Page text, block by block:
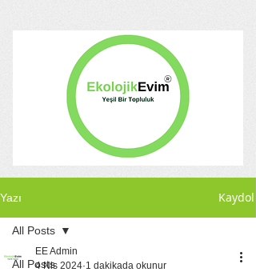
Yazı Kaydol
All Posts
All Posts
EE Admin
4 Nis 2024 1 dakikada okunur